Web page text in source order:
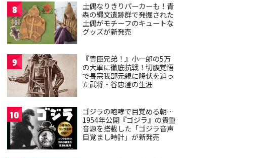
8
土偶なりきりパーカーも！青
森の縄文遺跡群で発掘された
土偶がモチーフのキュートな
グッズが新発売
9
『豊臣兄弟！』小一郎の5万
の大軍に徹底抗戦！切腹覚悟
で長宗我部元親に降伏を迫っ
た武将・谷忠澄の生涯
10
ゴジラの咆哮で目覚める朝…
1954年公開『ゴジラ』の貴重
音源を搭載した「ゴジラ音声
目覚まし時計」が新発売